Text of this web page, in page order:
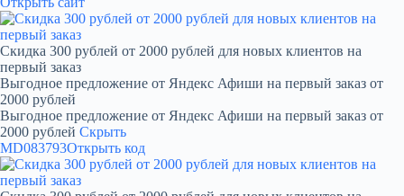
Скидка 300 рублей от 2000 рублей для новых клиентов на
первый заказ
Выгодное предложение от Яндекс Афиши на первый заказ от
2000 рублей
Выгодное предложение от Яндекс Афиши на первый заказ от
2000 рублей Скрыть
MD083793Открыть код